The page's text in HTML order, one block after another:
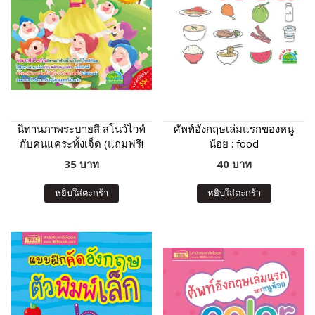
นิทานภาพระบายสี สโนว์ไวท์
กับคนแคระทั้งเจ็ด (แถมฟรี!
สติกเกอร์)
35 บาท
หยิบใส่ตะกร้า
ศัพท์อังกฤษเล่มแรกของหนู
น้อย : food
40 บาท
หยิบใส่ตะกร้า